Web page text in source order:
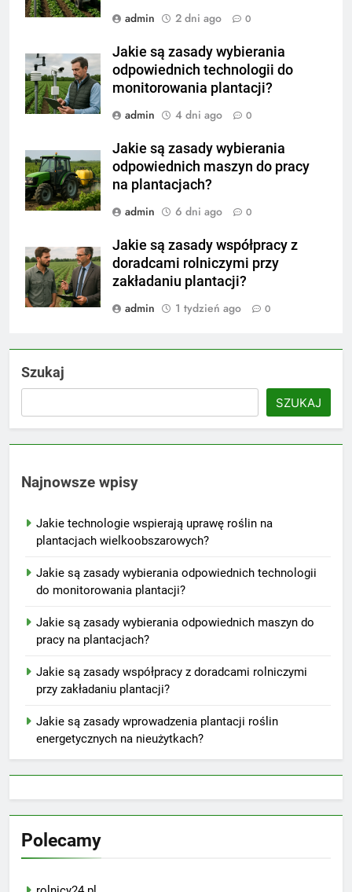
admin
2 dni ago 0
Jakie są zasady wybierania
odpowiednich technologii do
monitorowania plantacji?
admin
4 dni ago 0
Jakie są zasady wybierania
odpowiednich maszyn do pracy
na plantacjach?
admin
6 dni ago 0
Jakie są zasady współpracy z
doradcami rolniczymi przy
zakładaniu plantacji?
admin
1 tydzień ago 0
Szukaj
SZUKAJ
Najnowsze wpisy
Jakie technologie wspierają uprawę roślin na
plantacjach wielkoobszarowych?
Jakie są zasady wybierania odpowiednich technologii
do monitorowania plantacji?
Jakie są zasady wybierania odpowiednich maszyn do
pracy na plantacjach?
Jakie są zasady współpracy z doradcami rolniczymi
przy zakładaniu plantacji?
Jakie są zasady wprowadzenia plantacji roślin
energetycznych na nieużytkach?
Polecamy